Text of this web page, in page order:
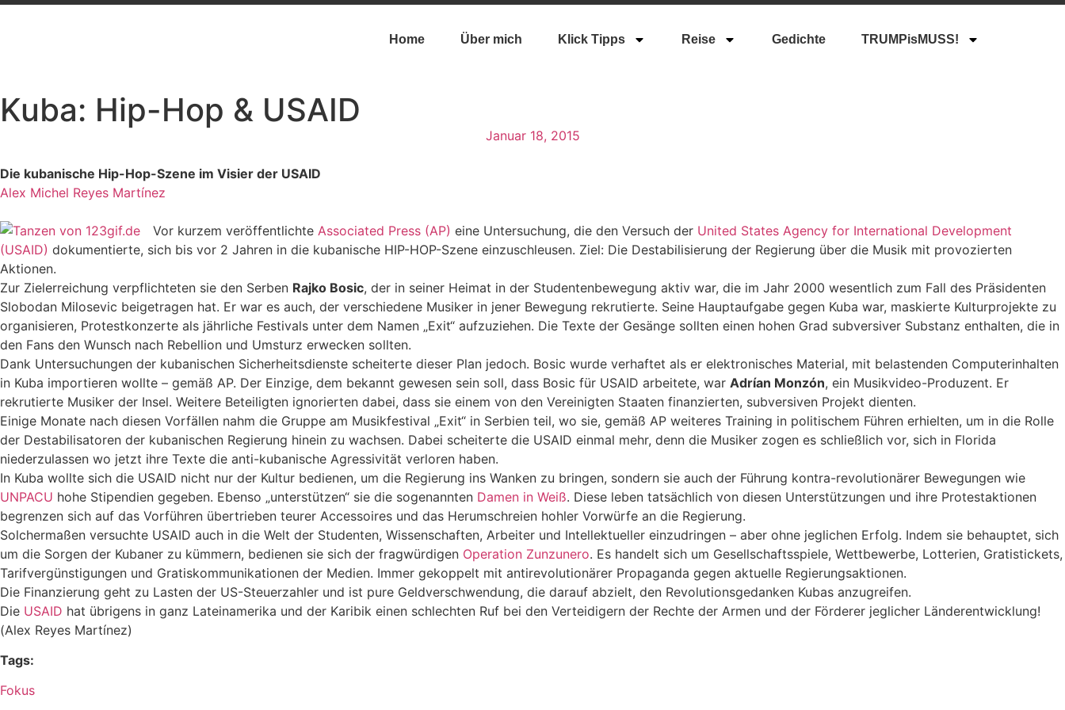
Home Über mich Klick Tipps Reise Gedichte TRUMPisMUSS!
Kuba: Hip-Hop & USAID
Januar 18, 2015
Die kubanische Hip-Hop-Szene im Visier der USAID
Alex Michel Reyes Martínez
Vor kurzem veröffentlichte Associated Press (AP) eine Untersuchung, die den Versuch der United States Agency for International Development
(USAID) dokumentierte, sich bis vor 2 Jahren in die kubanische HIP-HOP-Szene einzuschleusen. Ziel: Die Destabilisierung der Regierung über die Musik mit provozierten
Aktionen.
Zur Zielerreichung verpflichteten sie den Serben Rajko Bosic, der in seiner Heimat in der Studentenbewegung aktiv war, die im Jahr 2000 wesentlich zum Fall des Präsidenten
Slobodan Milosevic beigetragen hat. Er war es auch, der verschiedene Musiker in jener Bewegung rekrutierte. Seine Hauptaufgabe gegen Kuba war, maskierte Kulturprojekte zu
organisieren, Protestkonzerte als jährliche Festivals unter dem Namen „Exit“ aufzuziehen. Die Texte der Gesänge sollten einen hohen Grad subversiver Substanz enthalten, die in
den Fans den Wunsch nach Rebellion und Umsturz erwecken sollten.
Dank Untersuchungen der kubanischen Sicherheitsdienste scheiterte dieser Plan jedoch. Bosic wurde verhaftet als er elektronisches Material, mit belastenden Computerinhalten
in Kuba importieren wollte – gemäß AP. Der Einzige, dem bekannt gewesen sein soll, dass Bosic für USAID arbeitete, war Adrían Monzón, ein Musikvideo-Produzent. Er
rekrutierte Musiker der Insel. Weitere Beteiligten ignorierten dabei, dass sie einem von den Vereinigten Staaten finanzierten, subversiven Projekt dienten.
Einige Monate nach diesen Vorfällen nahm die Gruppe am Musikfestival „Exit“ in Serbien teil, wo sie, gemäß AP weiteres Training in politischem Führen erhielten, um in die Rolle
der Destabilisatoren der kubanischen Regierung hinein zu wachsen. Dabei scheiterte die USAID einmal mehr, denn die Musiker zogen es schließlich vor, sich in Florida
niederzulassen wo jetzt ihre Texte die anti-kubanische Agressivität verloren haben.
In Kuba wollte sich die USAID nicht nur der Kultur bedienen, um die Regierung ins Wanken zu bringen, sondern sie auch der Führung kontra-revolutionärer Bewegungen wie
UNPACU hohe Stipendien gegeben. Ebenso „unterstützen“ sie die sogenannten Damen in Weiß. Diese leben tatsächlich von diesen Unterstützungen und ihre Protestaktionen
begrenzen sich auf das Vorführen übertrieben teurer Accessoires und das Herumschreien hohler Vorwürfe an die Regierung.
Solchermaßen versuchte USAID auch in die Welt der Studenten, Wissenschaften, Arbeiter und Intellektueller einzudringen – aber ohne jeglichen Erfolg. Indem sie behauptet, sich
um die Sorgen der Kubaner zu kümmern, bedienen sie sich der fragwürdigen Operation Zunzunero. Es handelt sich um Gesellschaftsspiele, Wettbewerbe, Lotterien, Gratistickets,
Tarifvergünstigungen und Gratiskommunikationen der Medien. Immer gekoppelt mit antirevolutionärer Propaganda gegen aktuelle Regierungsaktionen.
Die Finanzierung geht zu Lasten der US-Steuerzahler und ist pure Geldverschwendung, die darauf abzielt, den Revolutionsgedanken Kubas anzugreifen.
Die USAID hat übrigens in ganz Lateinamerika und der Karibik einen schlechten Ruf bei den Verteidigern der Rechte der Armen und der Förderer jeglicher Länderentwicklung!
(Alex Reyes Martínez)
Tags:
Fokus